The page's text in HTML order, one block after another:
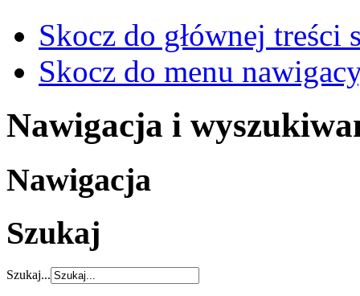
Skocz do głównej treści
Skocz do menu
Nawigacja i
Nawigacja
Szukaj
Szukaj...